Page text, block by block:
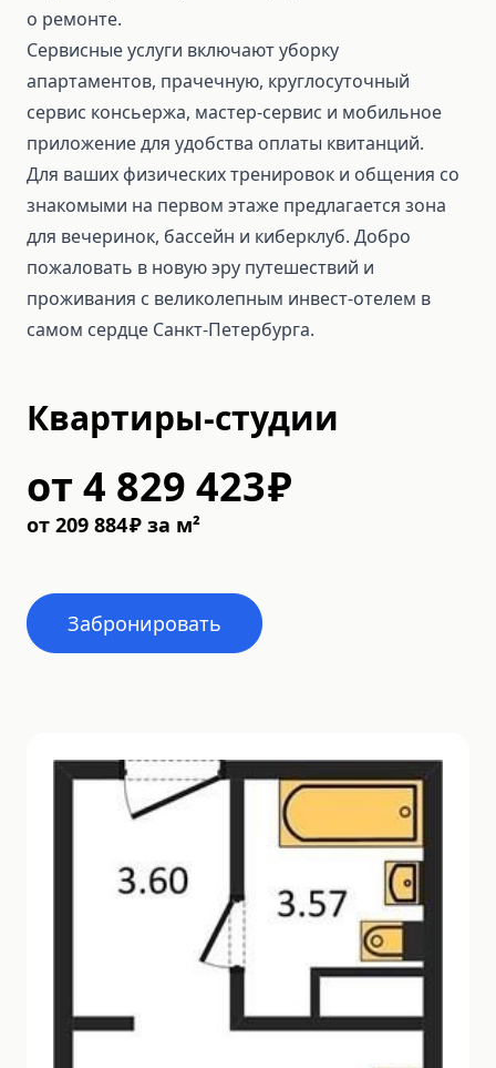
о ремонте.
Сервисные услуги включают уборку
апартаментов, прачечную, круглосуточный
сервис консьержа, мастер-сервис и мобильное
приложение для удобства оплаты квитанций.
Для ваших физических тренировок и общения со
знакомыми на первом этаже предлагается зона
для вечеринок, бассейн и киберклуб. Добро
пожаловать в новую эру путешествий и
проживания с великолепным инвест-отелем в
самом сердце Санкт-Петербурга.
Квартиры-студии
от 4 829 423₽
от 209 884₽ за м²
Забронировать